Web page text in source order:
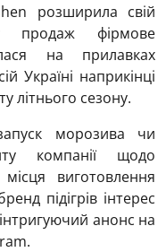
розширила свій
продаж фірмове
на прилавках
Україні наприкінці
літнього сезону.
морозива чи
компанії щодо
виготовлення
підігрів інтерес
анонс на